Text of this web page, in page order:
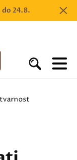
do 24.8.